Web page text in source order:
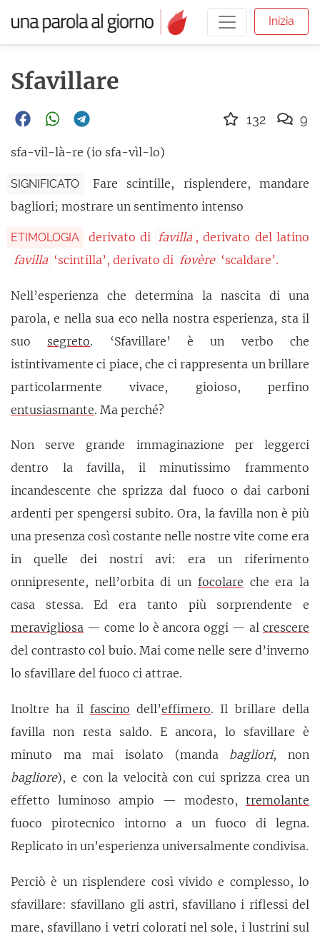
Inizia
Sfavillare
sfa-vil-là-re (io sfa-vìl-lo)
SIGNIFICATO
Fare scintille, risplendere, mandare
bagliori; mostrare un sentimento intenso
ETIMOLOGIA derivato di favilla , derivato del latino
favilla ‘scintilla’, derivato di fovère ‘scaldare’.
Nell’esperienza che determina la nascita di una
parola, e nella sua eco nella nostra esperienza, sta il
suo segreto. ‘Sfavillare’ è un verbo che
istintivamente ci piace, che ci rappresenta un brillare
particolarmente vivace, gioioso, perfino
entusiasmante. Ma perché?
Non serve grande immaginazione per leggerci
dentro la favilla, il minutissimo frammento
incandescente che sprizza dal fuoco o dai carboni
ardenti per spengersi subito. Ora, la favilla non è più
una presenza così costante nelle nostre vite come era
in quelle dei nostri avi: era un riferimento
onnipresente, nell’orbita di un focolare che era la
casa stessa. Ed era tanto più sorprendente e
meravigliosa — come lo è ancora oggi — al crescere
del contrasto col buio. Mai come nelle sere d’inverno
lo sfavillare del fuoco ci attrae.
Inoltre ha il fascino dell’effimero. Il brillare della
favilla non resta saldo. E ancora, lo sfavillare è
minuto ma mai isolato (manda bagliori, non
bagliore), e con la velocità con cui sprizza crea un
effetto luminoso ampio — modesto, tremolante
fuoco pirotecnico intorno a un fuoco di legna.
Replicato in un’esperienza universalmente condivisa.
Perciò è un risplendere così vivido e complesso, lo
sfavillare: sfavillano gli astri, sfavillano i riflessi del
mare, sfavillano i vetri colorati nel sole, i lustrini sul
132 9